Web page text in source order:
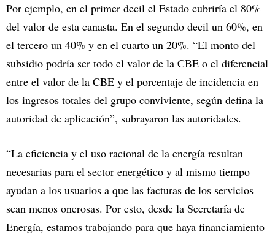
Por ejemplo, en el primer decil el Estado cubriría el 80%
del valor de esta canasta. En el segundo decil un 60%, en
el tercero un 40% y en el cuarto un 20%. “El monto del
subsidio podría ser todo el valor de la CBE o el diferencial
entre el valor de la CBE y el porcentaje de incidencia en
los ingresos totales del grupo conviviente, según defina la
autoridad de aplicación”, subrayaron las autoridades.
“La eficiencia y el uso racional de la energía resultan
necesarias para el sector energético y al mismo tiempo
ayudan a los usuarios a que las facturas de los servicios
sean menos onerosas. Por esto, desde la Secretaría de
Energía, estamos trabajando para que haya financiamiento